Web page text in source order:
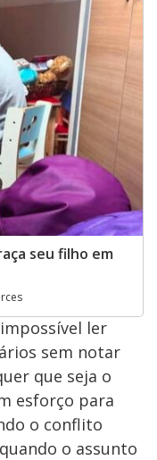
seu filho em
ler
sem notar
que seja o
esforço para
o conflito
o assunto